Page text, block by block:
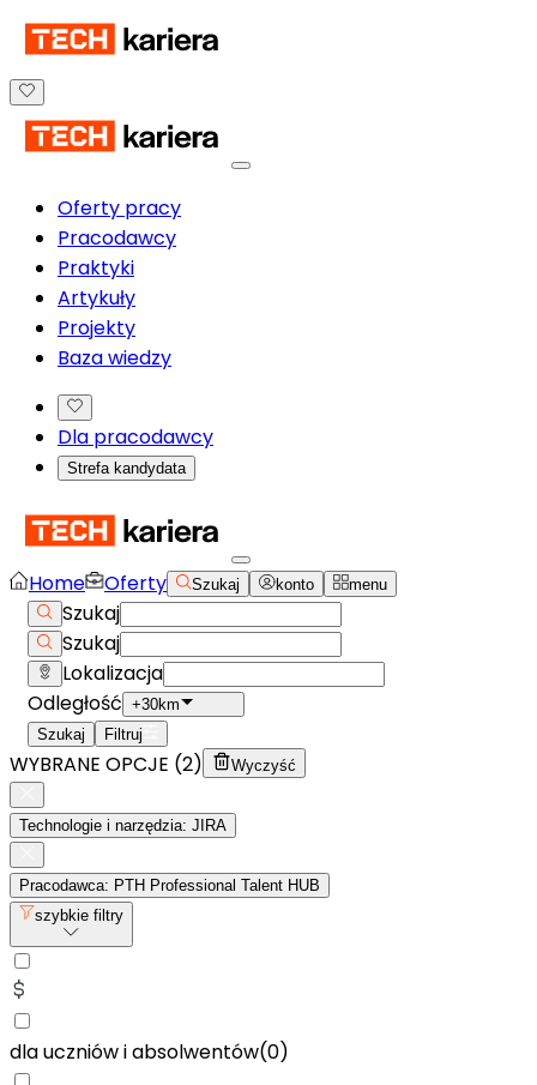
Oferty pracy
Pracodawcy
Praktyki
Artykuły
Projekty
Baza wiedzy
Dla pracodawcy
Strefa kandydata
Home Oferty Szukaj konto menu
Szukaj
Szukaj
Lokalizacja
Odległość +30km
Szukaj
Filtruj
WYBRANE OPCJE (2) Wyczyść
Technologie i narzędzia: JIRA
Pracodawca: PTH Professional Talent HUB
szybkie filtry
dla uczniów i absolwentów(0)